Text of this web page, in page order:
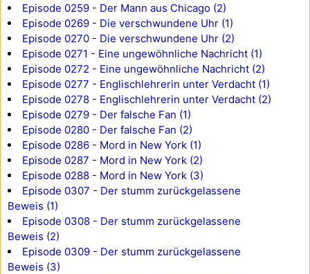
Episode 0259 - Der Mann aus Chicago (2)
Episode 0269 - Die verschwundene Uhr (1)
Episode 0270 - Die verschwundene Uhr (2)
Episode 0271 - Eine ungewöhnliche Nachricht (1)
Episode 0272 - Eine ungewöhnliche Nachricht (2)
Episode 0277 - Englischlehrerin unter Verdacht (1)
Episode 0278 - Englischlehrerin unter Verdacht (2)
Episode 0279 - Der falsche Fan (1)
Episode 0280 - Der falsche Fan (2)
Episode 0286 - Mord in New York (1)
Episode 0287 - Mord in New York (2)
Episode 0288 - Mord in New York (3)
Episode 0307 - Der stumm zurückgelassene
Beweis (1)
Episode 0308 - Der stumm zurückgelassene
Beweis (2)
Episode 0309 - Der stumm zurückgelassene
Beweis (3)